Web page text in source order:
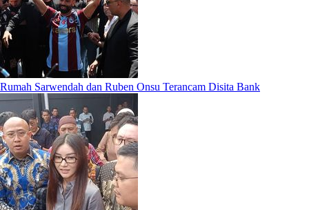
Rumah Sarwendah dan Ruben Onsu Terancam Disita Bank